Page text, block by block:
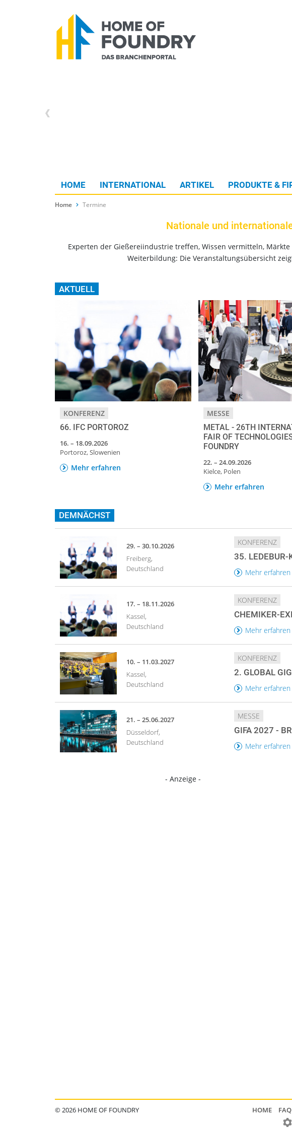
HOME INTERNATIONAL ARTIKEL PRODUKTE &
Home Termine
Nationale und
Experten der Gießereiindustrie treffen, Wissen vermitteln,
Weiterbildung: Die Veranstaltungsübersicht
AKTUELL
KONFERENZ
66. IFC PORTOROZ
16. – 18.09.2026
Portoroz, Slowenien
Mehr erfahren
MESSE
METAL - 26TH
FAIR OF
FOUNDRY
22. – 24.09.2026
Kielce, Polen
Mehr erfahren
DEMNÄCHST
29. – 30.10.2026
Freiberg,
Deutschland
KONFERENZ
35. LEDEBUR-
Mehr erfahren
17. – 18.11.2026
Kassel,
Deutschland
KONFERENZ
CHEMIKER-
Mehr erfahren
10. – 11.03.2027
Kassel,
Deutschland
KONFERENZ
2. GLOBAL
Mehr erfahren
21. – 25.06.2027
Düsseldorf,
Deutschland
MESSE
GIFA 2027 -
Mehr erfahren
- Anzeige -
© 2026 HOME OF FOUNDRY HOME FAQ